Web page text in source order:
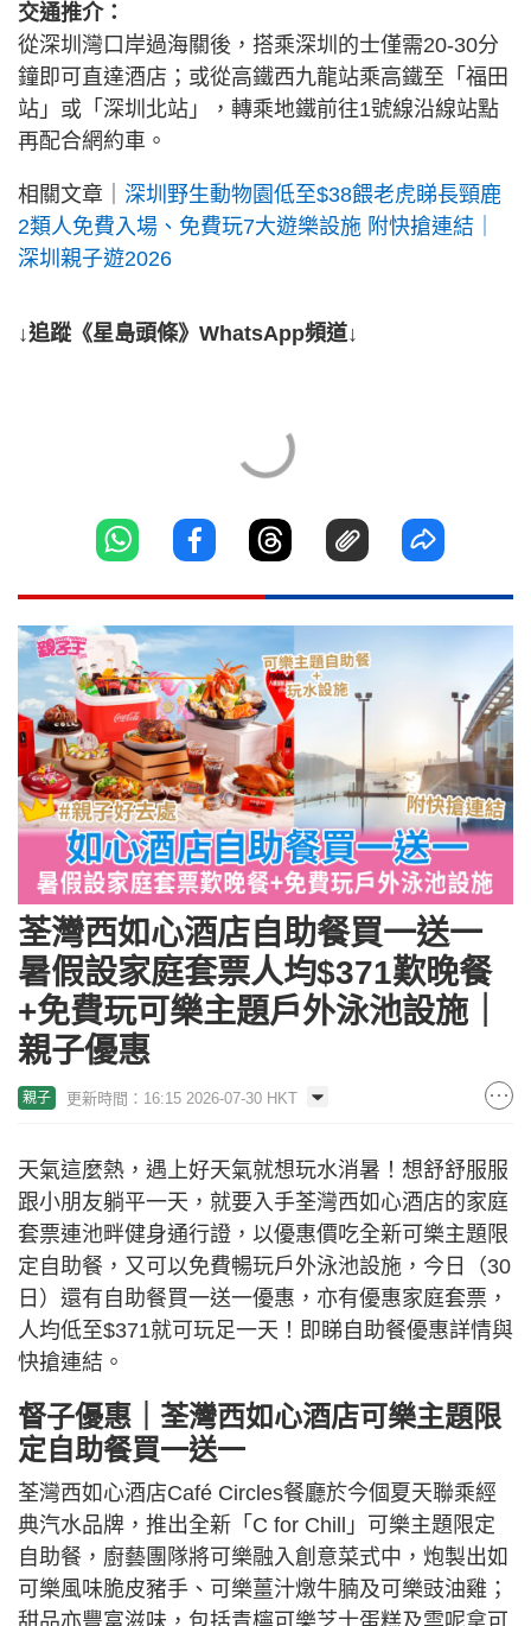
交通推介：
從深圳灣口岸過海關後，搭乘深圳的士僅需20-30分
鐘即可直達酒店；或從高鐵西九龍站乘高鐵至「福田
站」或「深圳北站」，轉乘地鐵前往1號線沿線站點
再配合網約車。
相關文章｜ 深圳野生動物園低至$38餵老虎睇長頸鹿
2類人免費入場、免費玩7大遊樂設施 附快搶連結｜
深圳親子遊2026
↓追蹤《星島頭條》WhatsApp頻道↓
荃灣西如心酒店自助餐買一送一
暑假設家庭套票人均$371歎晚餐
+免費玩可樂主題戶外泳池設施｜
親子優惠
親子 更新時間：16:15 2026-07-30 HKT
天氣這麼熱，遇上好天氣就想玩水消暑！想舒舒服服
跟小朋友躺平一天，就要入手荃灣西如心酒店的家庭
套票連池畔健身通行證，以優惠價吃全新可樂主題限
定自助餐，又可以免費暢玩戶外泳池設施，今日（30
日）還有自助餐買一送一優惠，亦有優惠家庭套票，
人均低至$371就可玩足一天！即睇自助餐優惠詳情與
快搶連結。
督子優惠｜荃灣西如心酒店可樂主題限
定自助餐買一送一
荃灣西如心酒店Café Circles餐廳於今個夏天聯乘經
典汽水品牌，推出全新「C for Chill」可樂主題限定
自助餐，廚藝團隊將可樂融入創意菜式中，炮製出如
可樂風味脆皮豬手、可樂薑汁燉牛腩及可樂豉油雞；
甜品亦豐富滋味，包括青檸可樂芝士蛋糕及雲呢拿可